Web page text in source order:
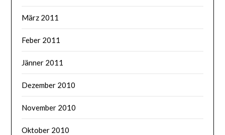
März 2011
Feber 2011
Jänner 2011
Dezember 2010
November 2010
Oktober 2010